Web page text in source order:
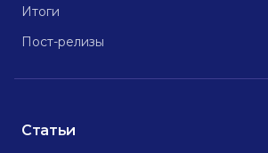
Итоги
Пост-релизы
Статьи